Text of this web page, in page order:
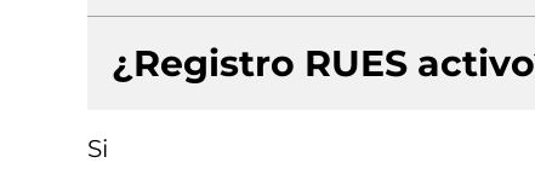
¿Registro RUES
Si